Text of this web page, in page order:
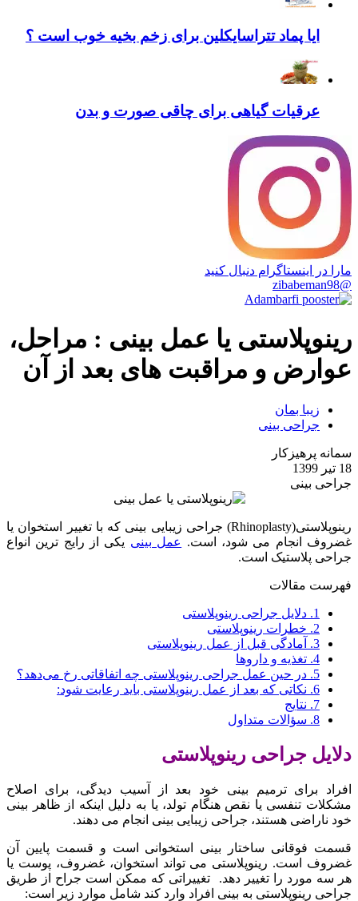
ایا پماد تتراسایکلین برای زخم بخیه خوب است ؟
عرقیات گیاهی برای چاقی صورت و بدن
مارا در اینستاگرام دنبال کنید
@zibabeman98
رینوپلاستی یا عمل بینی : مراحل،
عوارض و مراقبت های بعد از آن
زیبا بمان
جراحی بینی
سمانه پرهیزکار
18 تیر 1399
جراحی بینی
رینوپلاستی(Rhinoplasty) جراحی زیبایی بینی که با تغییر استخوان یا
غضروف انجام می شود، است. عمل بینی یکی از رایج ترین انواع
جراحی پلاستیک است.
فهرست مقالات
1. دلایل جراحی رینوپلاستی
2. خطرات رینوپلاستی
3.
آمادگی قبل از عمل رینوپلاستی
4. تغذیه و داروها
5. در حین عمل جراحی رینوپلاستی چه اتفاقاتی رخ می‌دهد؟
6. نکاتی که بعد از عمل رینوپلاستی باید رعایت شود:
7. نتایج
8. سؤالات متداول
دلایل جراحی رینوپلاستی
افراد برای ترمیم بینی خود بعد از آسیب دیدگی، برای اصلاح
مشکلات تنفسی یا نقص هنگام تولد، یا به دلیل اینکه از ظاهر بینی
خود ناراضی هستند، جراحی زیبایی بینی انجام می دهند.
قسمت فوقانی ساختار بینی استخوانی است و قسمت پایین آن
غضروف است. رینوپلاستی می تواند استخوان، غضروف، پوست یا
هر سه مورد را تغییر دهد. تغییراتی که ممکن است جراح از طریق
جراحی رینوپلاستی به بینی افراد وارد کند شامل موارد زیر است: